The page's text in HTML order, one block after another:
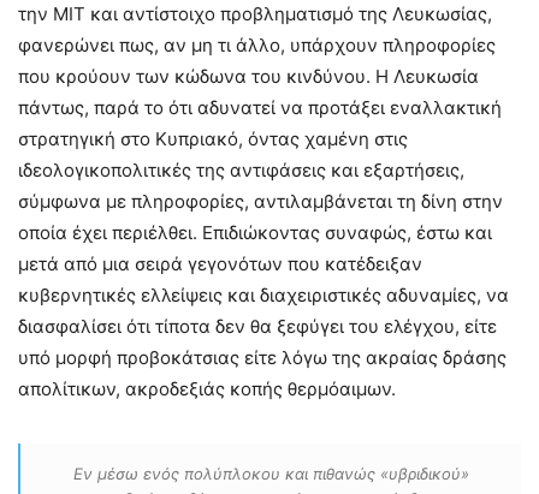
την ΜΙΤ και αντίστοιχο προβληματισμό της Λευκωσίας,
φανερώνει πως, αν μη τι άλλο, υπάρχουν πληροφορίες
που κρούουν των κώδωνα του κινδύνου. Η Λευκωσία
πάντως, παρά το ότι αδυνατεί να προτάξει εναλλακτική
στρατηγική στο Κυπριακό, όντας χαμένη στις
ιδεολογικοπολιτικές της αντιφάσεις και εξαρτήσεις,
σύμφωνα με πληροφορίες, αντιλαμβάνεται τη δίνη στην
οποία έχει περιέλθει. Επιδιώκοντας συναφώς, έστω και
μετά από μια σειρά γεγονότων που κατέδειξαν
κυβερνητικές ελλείψεις και διαχειριστικές αδυναμίες, να
διασφαλίσει ότι τίποτα δεν θα ξεφύγει του ελέγχου, είτε
υπό μορφή προβοκάτσιας είτε λόγω της ακραίας δράσης
απολίτικων, ακροδεξιάς κοπής θερμόαιμων.
Εν μέσω ενός πολύπλοκου και πιθανώς «υβριδικού»